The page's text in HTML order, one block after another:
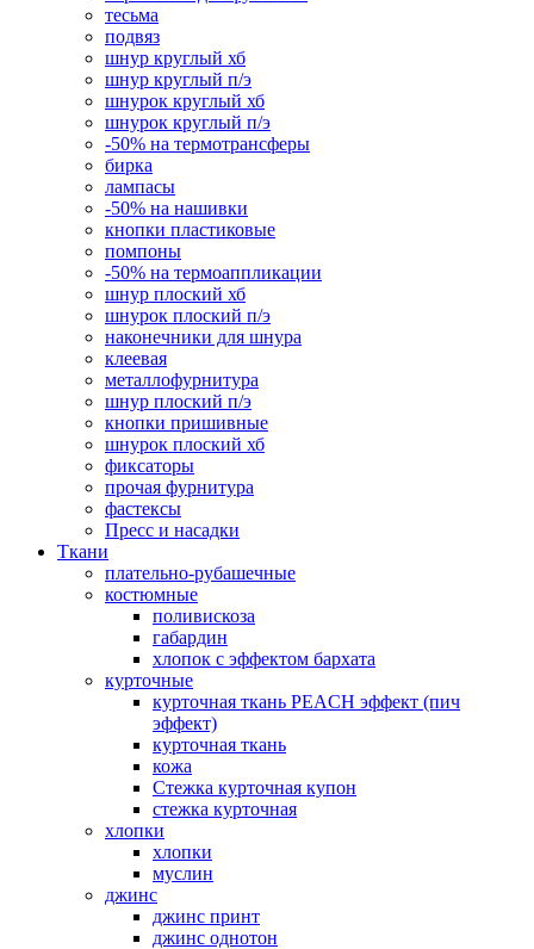
тесьма
подвяз
шнур круглый хб
шнур круглый п/э
шнурок круглый хб
шнурок круглый п/э
-50% на термотрансферы
бирка
лампасы
-50% на нашивки
кнопки пластиковые
помпоны
-50% на термоаппликации
шнур плоский хб
шнурок плоский п/э
наконечники для шнура
клеевая
металлофурнитура
шнур плоский п/э
кнопки пришивные
шнурок плоский хб
фиксаторы
прочая фурнитура
фастексы
Пресс и насадки
Ткани
плательно-рубашечные
костюмные
поливискоза
габардин
хлопок с эффектом бархата
курточные
курточная ткань PEACH эффект (пич
эффект)
курточная ткань
кожа
Стежка курточная купон
стежка курточная
хлопки
хлопки
муслин
джинс
джинс принт
джинс однотон